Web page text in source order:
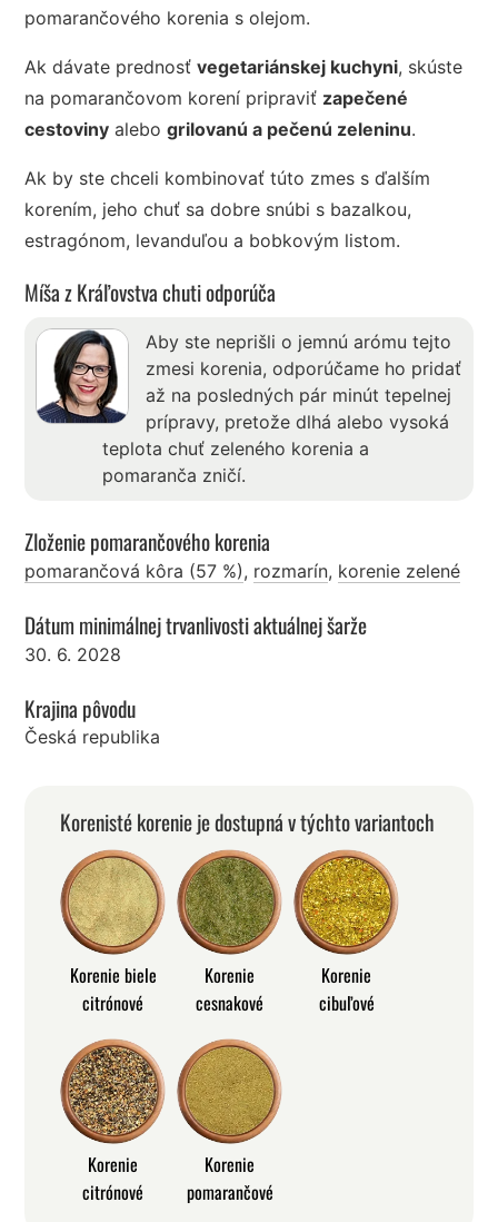
pomarančového korenia s olejom.
Ak dávate prednosťvegetariánskej kuchyni, skúste
na pomarančovom korení pripraviť zapečené
cestoviny alebogrilovanú a pečenú zeleninu.
Ak by ste chceli kombinovať túto zmes s ďalším
korením, jeho chuť sa dobre snúbi s bazalkou,
estragónom, levanduľou a bobkovým listom.
Míša z Kráľovstva chuti odporúča
Aby ste neprišli o jemnú arómu tejto
zmesi korenia, odporúčame ho pridať
až na posledných pár minút tepelnej
prípravy, pretože dlhá alebo vysoká
teplota chuť zeleného korenia a
pomaranča zničí.
Zloženie pomarančového korenia
pomarančová kôra (57 %), rozmarín, korenie zelené
Dátum minimálnej trvanlivosti aktuálnej šarže
30. 6. 2028
Krajina pôvodu
Česká republika
Korenisté korenie je dostupná v týchto variantoch
Korenie biele
citrónové
Korenie
cesnakové
Korenie
cibuľové
Korenie
citrónové
Korenie
pomarančové